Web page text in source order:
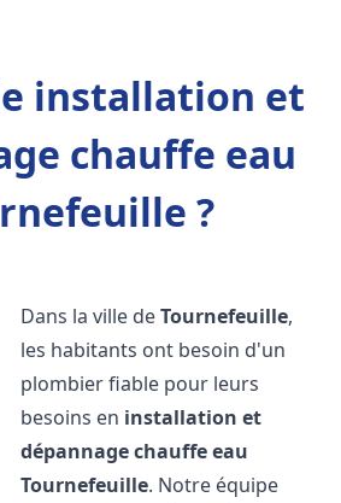
installation et
chauffe eau
?
Dans la ville deTournefeuille,
les habitants ont besoin d'un
plombier fiable pour leurs
besoins en installation et
dépannage chauffe eau
Tournefeuille. Notre équipe